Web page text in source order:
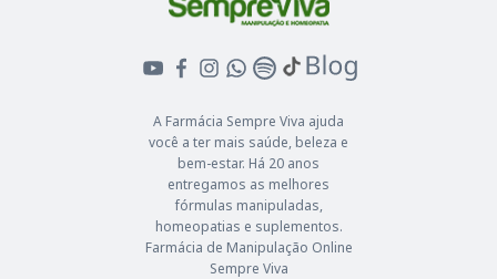
A Farmácia Sempre Viva ajuda
você a ter mais saúde, beleza e
bem-estar. Há 20 anos
entregamos as melhores
fórmulas manipuladas,
homeopatias e suplementos.
Farmácia de Manipulação Online
Sempre Viva